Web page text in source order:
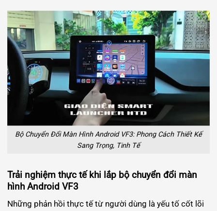
Bộ Chuyển Đổi Màn Hình Android VF3: Phong Cách Thiết Kế
Sang Trọng, Tinh Tế
Trải nghiệm thực tế khi lắp bộ chuyển đổi màn
hình Android VF3
Những phản hồi thực tế từ người dùng là yếu tố cốt lõi